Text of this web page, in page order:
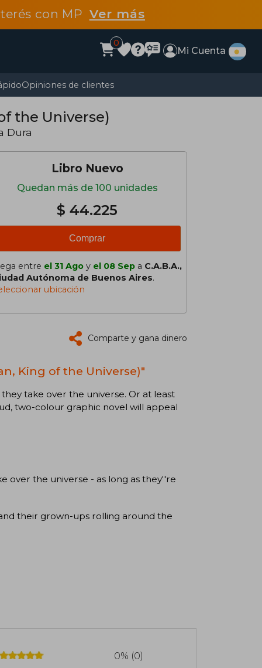
con MP Ver más
0
Mi Cuenta
Opiniones de clientes
the Universe)
Dura
Libro Nuevo
Quedan más de 100 unidades
$ 44.225
Comprar
entre el 31 Ago y el 08 Sep a C.A.B.A.,
Autónoma de Buenos Aires.
ubicación
Comparte y gana dinero
King of the Universe)"
take over the universe. Or at least
two-colour graphic novel will appeal
over the universe - as long as they''re
their grown-ups rolling around the
0% (0)